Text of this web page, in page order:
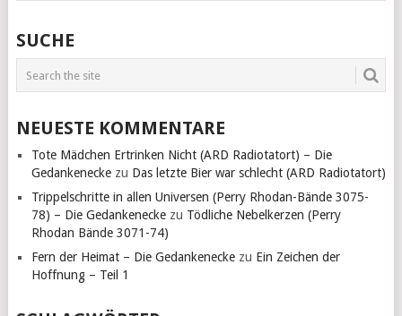
SUCHE
NEUESTE KOMMENTARE
Tote Mädchen Ertrinken Nicht (ARD Radiotatort) – Die
Gedankeneckezu Das letzte Bier war schlecht (ARD Radiotatort)
Trippelschritte in allen Universen (Perry Rhodan-Bände 3075-
78) – Die Gedankeneckezu Tödliche Nebelkerzen (Perry
Rhodan Bände 3071-74)
Fern der Heimat – Die Gedankeneckezu Ein Zeichen der
Hoffnung – Teil 1